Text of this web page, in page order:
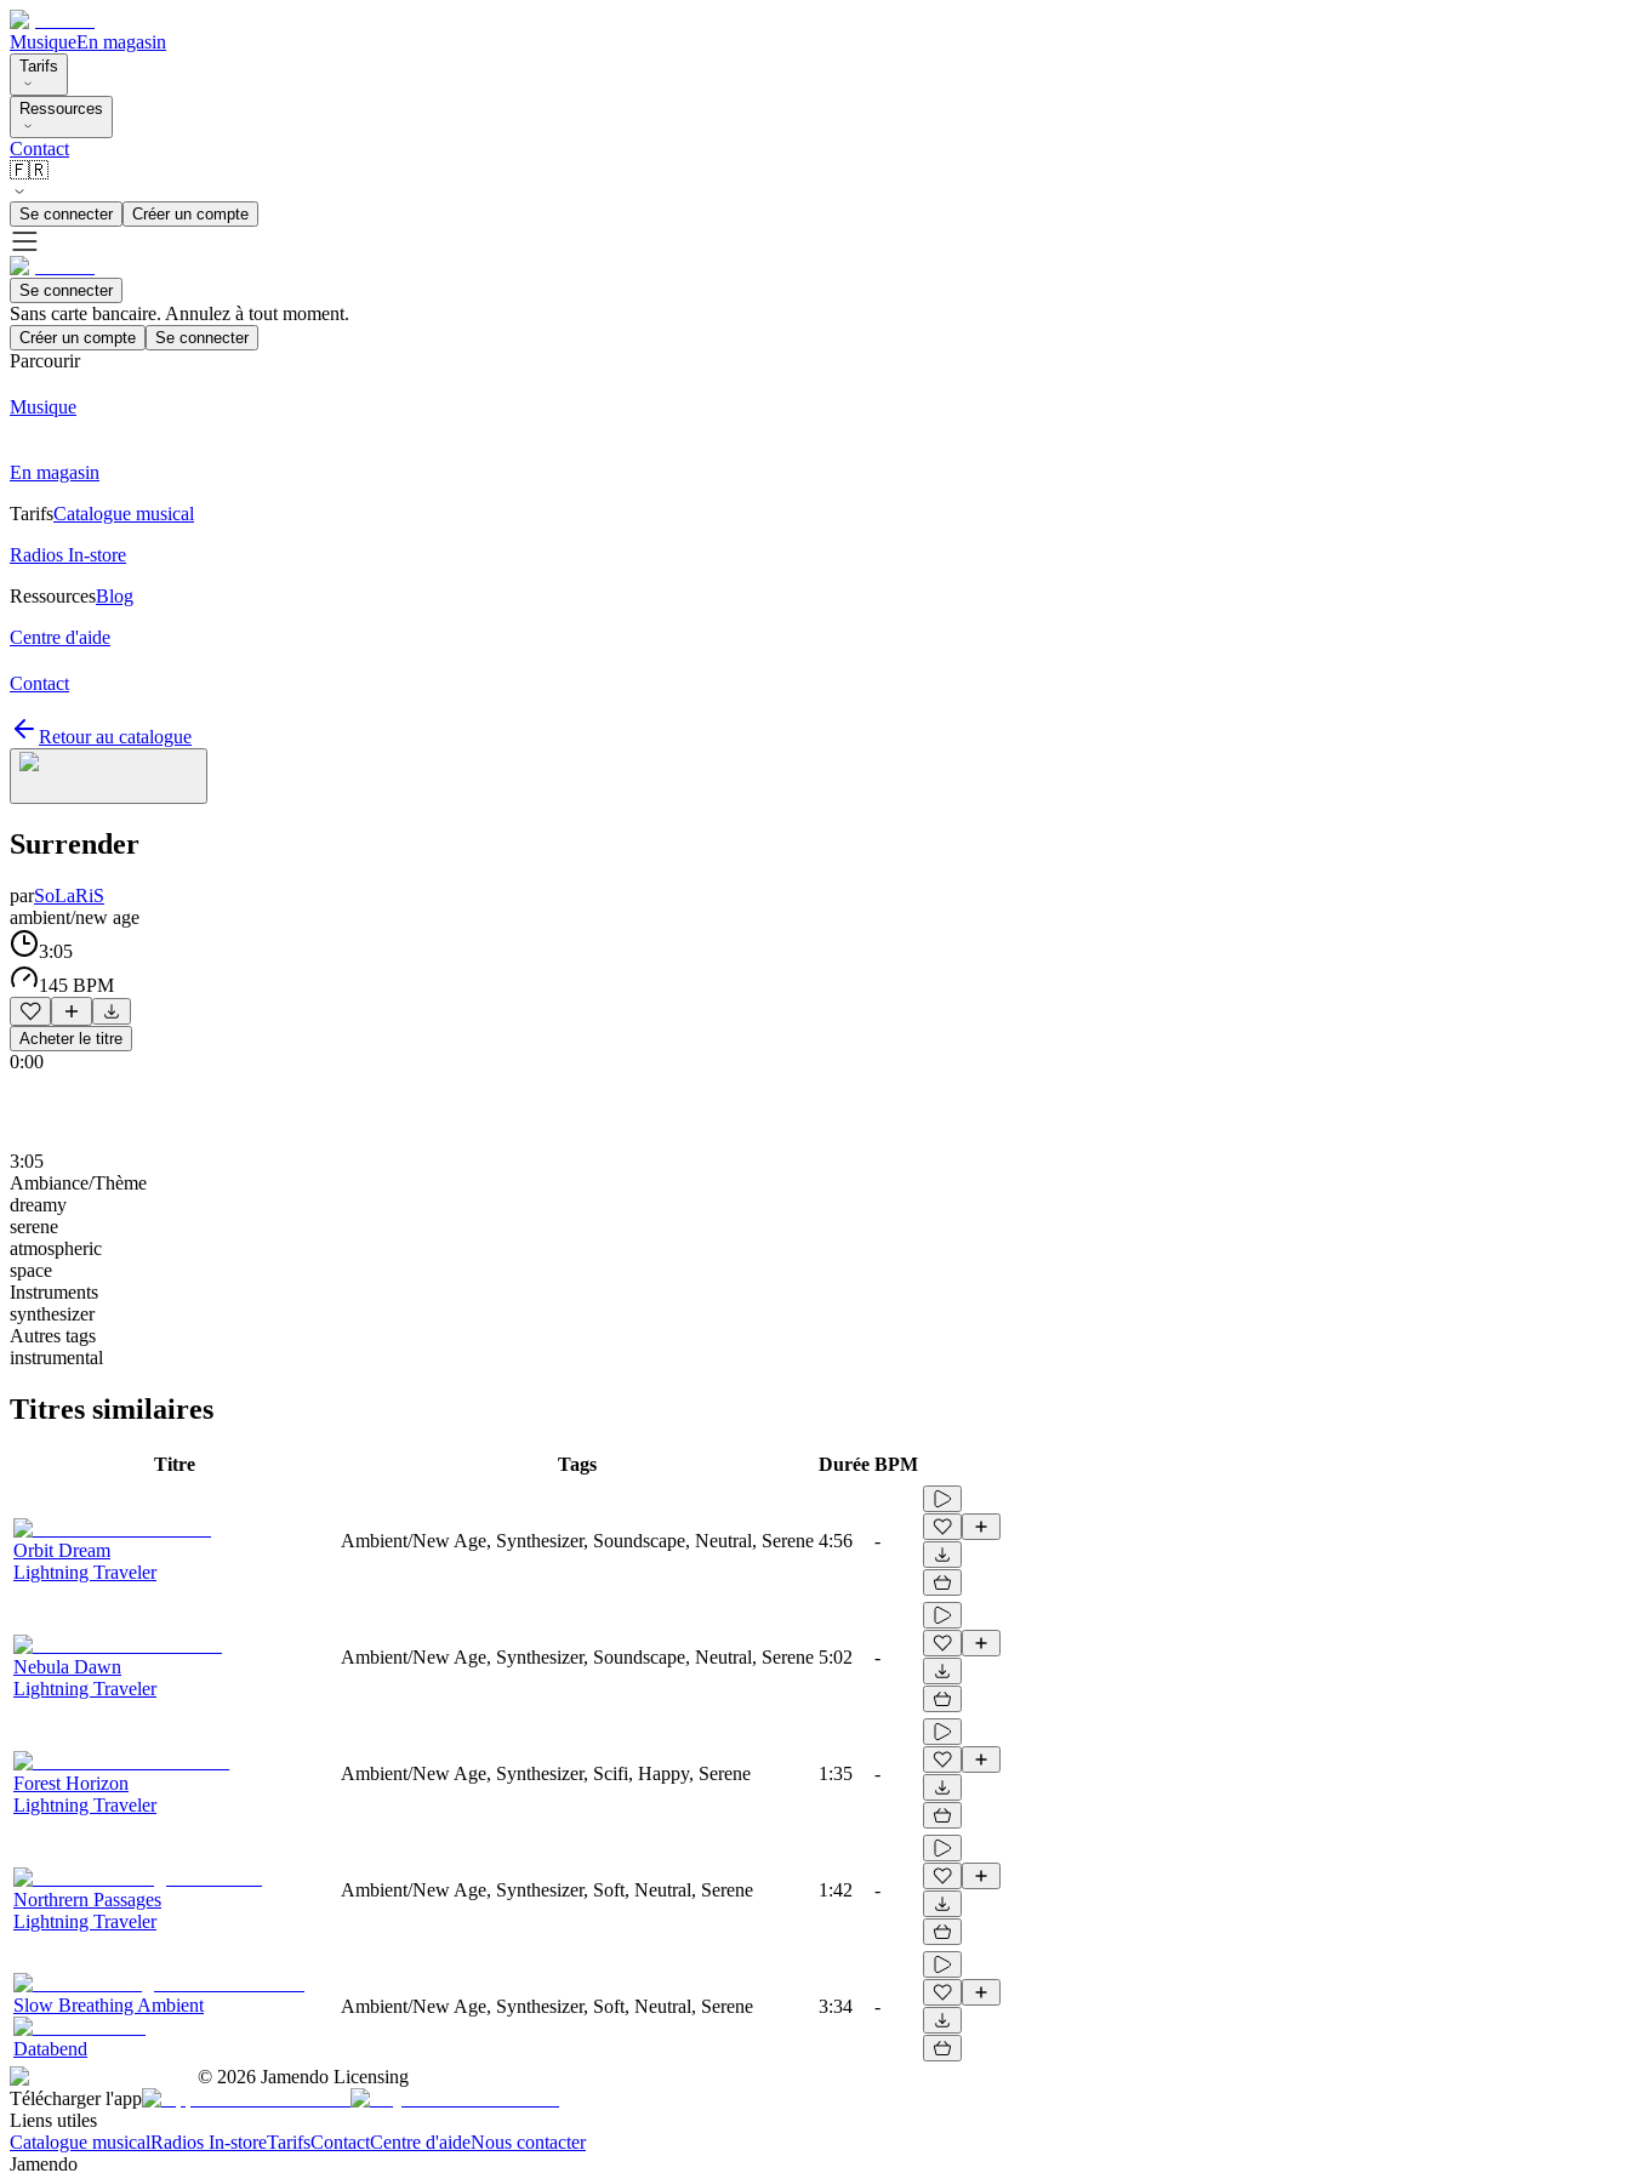
MusiqueEn magasin
Tarifs
Ressources
Contact
🇫🇷
Se connecter Créer un compte
Se connecter
Sans carte bancaire. Annulez à tout moment.
Créer un compte Se connecter
Parcourir
Musique
En magasin
TarifsCatalogue musical
Radios In-store
RessourcesBlog
Centre d'aide
Contact
Retour au catalogue
Surrender
parSoLaRiS
ambient/new age
3:05
145 BPM
Acheter le titre
0:00
3:05
Ambiance/Thème
dreamy
serene
atmospheric
space
Instruments
synthesizer
Autres tags
instrumental
Titres similaires
Titre Tags Durée BPM
Orbit Dream
Lightning Traveler
Ambient/New Age, Synthesizer, Soundscape, Neutral, Serene 4:56 -
Nebula Dawn
Lightning Traveler
Ambient/New Age, Synthesizer, Soundscape, Neutral, Serene 5:02 -
Forest Horizon
Lightning Traveler
Ambient/New Age, Synthesizer, Scifi, Happy, Serene 1:35 -
Northrern Passages
Lightning Traveler
Ambient/New Age, Synthesizer, Soft, Neutral, Serene 1:42 -
Slow Breathing Ambient
Databend
Ambient/New Age, Synthesizer, Soft, Neutral, Serene 3:34 -
© 2026 Jamendo Licensing
Télécharger l'app
Liens utiles
Catalogue musicalRadios In-storeTarifsContactCentre d'aideNous contacter
Jamendo